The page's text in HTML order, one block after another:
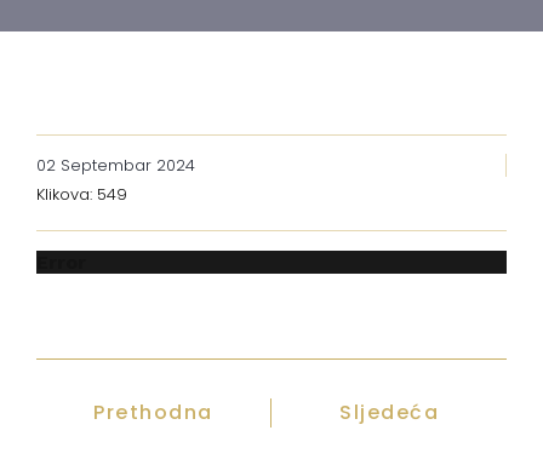
02 Septembar 2024
Klikova: 549
Prethodna Sljedeća